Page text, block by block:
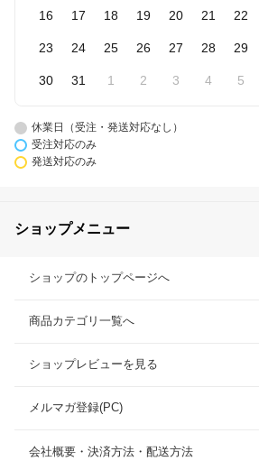
16 17 18 19 20 21 22
23 24 25 26 27 28 29
30 31 1 2 3 4 5
休業日（受注・発送対応なし）
受注対応のみ
発送対応のみ
ショップメニュー
ショップのトップページへ
商品カテゴリ一覧へ
ショップレビューを見る
メルマガ登録(PC)
会社概要・決済方法・配送方法